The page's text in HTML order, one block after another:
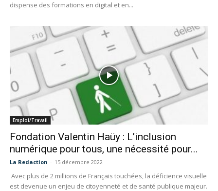
dispense des formations en digital et en...
Emploi/Travail
Fondation Valentin Haüy : L’inclusion
numérique pour tous, une nécessité pour...
La Redaction - 15 décembre 2022
Avec plus de 2 millions de Français touchées, la déficience visuelle
est devenue un enjeu de citoyenneté et de santé publique majeur.